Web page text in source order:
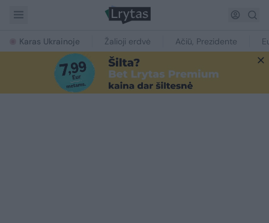
Karas Ukrainoje Žalioji erdvė Ačiū, Prezidente